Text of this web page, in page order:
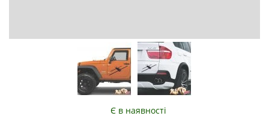
Є в наявності